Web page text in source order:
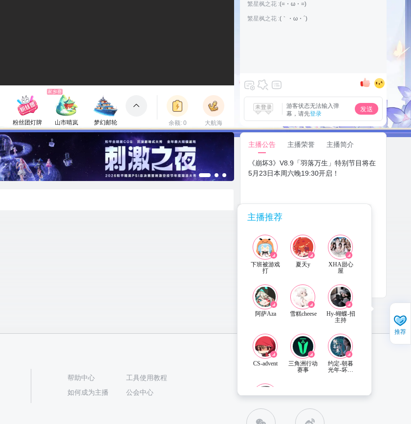
粉丝团灯牌
1电池
家乡赛
山市晴岚
660电池
梦幻邮轮
3000电池
包裹
余额: 0
立即充值
大航海
立即上船
繁星枫之花 :(=・ω・=)
繁星枫之花 :(｀・ω・´)
游客状态无法输入弹
幕，请先登录
发送
主播公告 主播荣誉 主播简介
《崩坏3》V8.9「羽落万生」特别节目将在
5月23日本周六晚19:30开启！
5-21更新
推荐
主播推荐
下班被游戏
打
夏天y
XHA甜心
屋
阿萨Aza 雪糕cheese
Hy-蝴蝶-招
主持
CS-advent
三角洲行动
赛事
约定-朝暮
光年-坏男
一口车厘子
桑
直播姬APP 下载
帮助中心
工具使用教程
如何成为主播
公会中心